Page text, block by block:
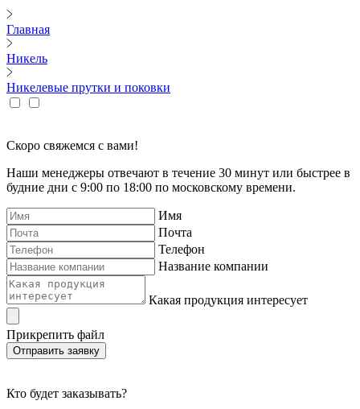
Главная
Никель
Никелевые прутки и поковки
Скоро свяжемся с вами!
Наши менеджеры отвечают в течение 30 минут или быстрее в
будние дни с 9:00 по 18:00 по московскому времени.
Имя
Почта
Телефон
Название компании
Какая продукция интересует
Прикрепить файл
Отправить заявку
Кто будет заказывать?